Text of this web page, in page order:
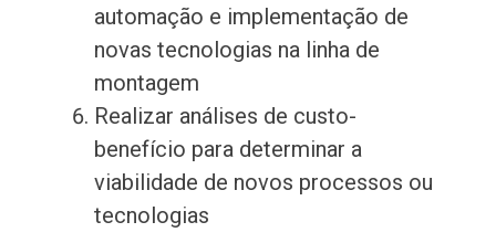
automação e implementação de
novas tecnologias na linha de
montagem
Realizar análises de custo-
benefício para determinar a
viabilidade de novos processos ou
tecnologias